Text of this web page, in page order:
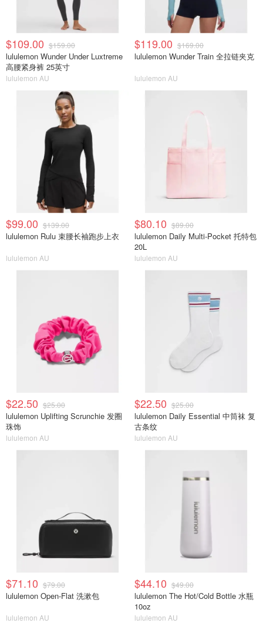
$109.00 $159.00
lululemon Wunder Under Luxtreme
高腰紧身裤 25英寸
lululemon AU
$119.00 $169.00
lululemon Wunder Train 全拉链夹克
lululemon AU
$99.00 $139.00
lululemon Rulu 束腰长袖跑步上衣
lululemon AU
$80.10 $89.00
lululemon Daily Multi-Pocket 托特包
20L
lululemon AU
$22.50 $25.00
lululemon Uplifting Scrunchie 发圈
珠饰
lululemon AU
$22.50 $25.00
lululemon Daily Essential 中筒袜 复
古条纹
lululemon AU
$71.10 $79.00
lululemon Open-Flat 洗漱包
lululemon AU
$44.10 $49.00
lululemon The Hot/Cold Bottle 水瓶
10oz
lululemon AU